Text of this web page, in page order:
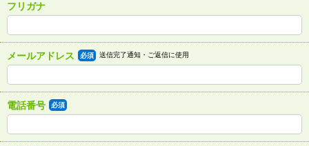
フリガナ
メールアドレス 必須 送信完了通知・ご返信に使用
電話番号 必須